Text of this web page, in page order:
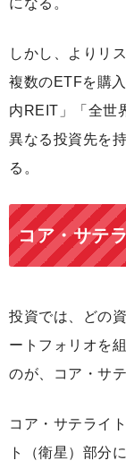
になる。
しかし、よりリ
複数のETFを購
内REIT」「全世
異なる投資先を
る。
コア・サテ
投資では、どの
ートフォリオを
のが、コア・サ
コア・サテライ
ト（衛星）部分